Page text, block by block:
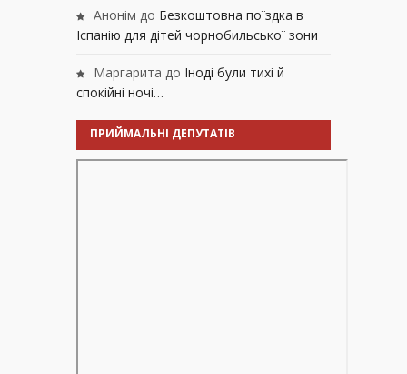
Анонім до Безкоштовна поїздка в
Іспанію для дітей чорнобильської зони
Маргарита до Іноді були тихі й
спокійні ночі…
ПРИЙМАЛЬНІ ДЕПУТАТІВ